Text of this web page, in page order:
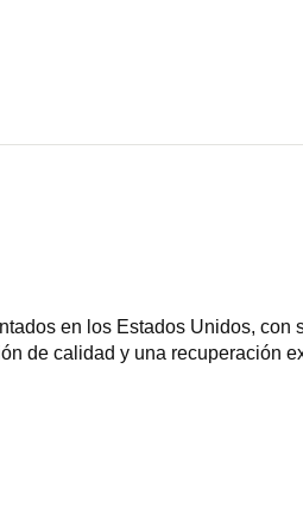
en los Estados Unidos,
de calidad y una recuperación